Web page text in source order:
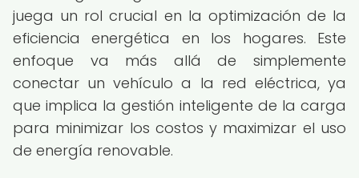
juega un rol crucial en la optimización de la
eficiencia energética en los hogares. Este
enfoque va más allá de simplemente
conectar un vehículo a la red eléctrica, ya
que implica la gestión inteligente de la carga
para minimizar los costos y maximizar el uso
de energía renovable.